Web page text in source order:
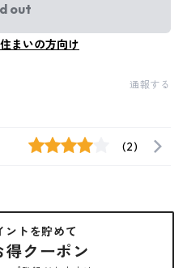
out
まいの方向け
通報する
(2)
ントを貯めて
クーポン